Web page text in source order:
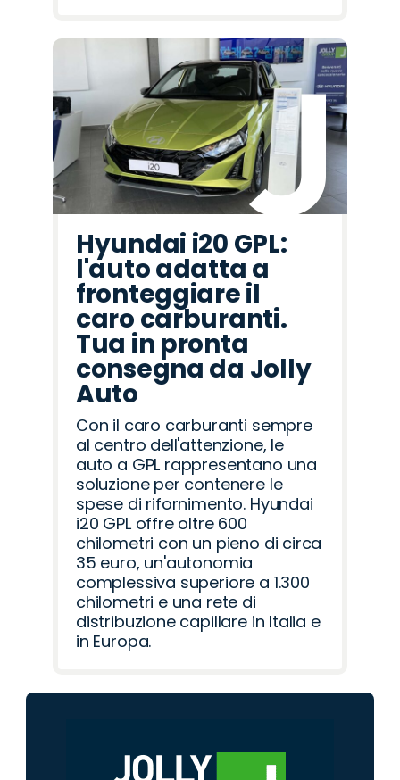
Hyundai i20 GPL:
l'auto adatta a
fronteggiare il
caro carburanti.
Tua in pronta
consegna da Jolly
Auto
Con il caro carburanti sempre
al centro dell'attenzione, le
auto a GPL rappresentano una
soluzione per contenere le
spese di rifornimento. Hyundai
i20 GPL offre oltre 600
chilometri con un pieno di circa
35 euro, un'autonomia
complessiva superiore a 1.300
chilometri e una rete di
distribuzione capillare in Italia e
in Europa.